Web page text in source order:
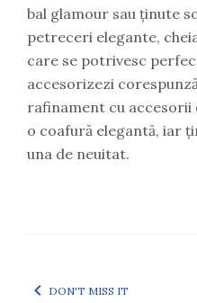
bal glamour sau ținute
petreceri elegante,
care se potrivesc
accesorizezi
rafinament cu accesorii
o coafură elegantă, iar
una de neuitat.
DON'T MISS IT